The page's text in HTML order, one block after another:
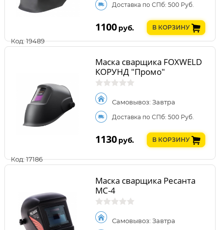
Код: 19489
Доставка по СПб: 500 Руб.
1100 руб. В КОРЗИНУ
Код: 17186
Маска сварщика FOXWELD
КОРУНД "Промо"
Самовывоз: Завтра
Доставка по СПб: 500 Руб.
1130 руб. В КОРЗИНУ
Маска сварщика Ресанта
МС-4
Самовывоз: Завтра